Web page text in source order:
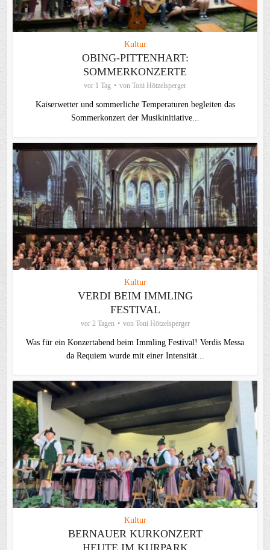
Kultur
OBING-PITTENHART:
SOMMERKONZERTE
vor 1 Tag von Toni Hötzelsperger
Kaiserwetter und sommerliche Temperaturen begleiten das
Sommerkonzert der Musikinitiative...
Kultur
VERDI BEIM IMMLING
FESTIVAL
vor 2 Tagen von Toni Hötzelsperger
Was für ein Konzertabend beim Immling Festival! Verdis Messa
da Requiem wurde mit einer Intensität...
Kultur
BERNAUER KURKONZERT